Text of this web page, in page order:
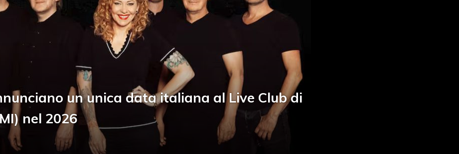
un unica data italiana al Live Club di
nel 2026